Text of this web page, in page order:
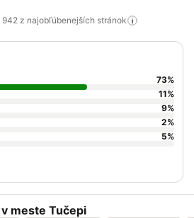
z najobľúbenejších stránok
meste Tučepi
73%
11%
9%
2%
5%